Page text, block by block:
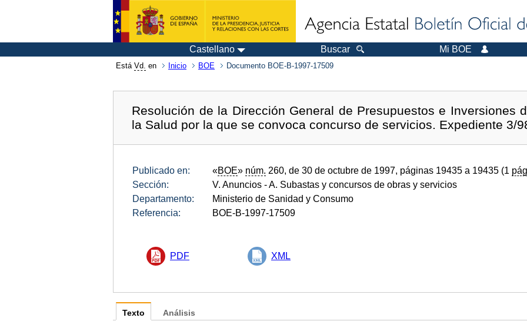
Castellano Buscar Mi BOE
Está Vd. en Inicio BOE Documento BOE-B-1997-17509
Resolución de la Dirección General de Presupuestos e Inversiones
la Salud por la que se convoca concurso de servicios. Expediente 3/
Publicado en: «BOE» núm. 260, de 30 de octubre de 1997, páginas 19435 a 19435 (1
Sección:
V. Anuncios - A. Subastas y concursos de obras y servicios
Departamento:
Ministerio de Sanidad y Consumo
Referencia:
BOE-B-1997-17509
PDF XML
Texto Análisis